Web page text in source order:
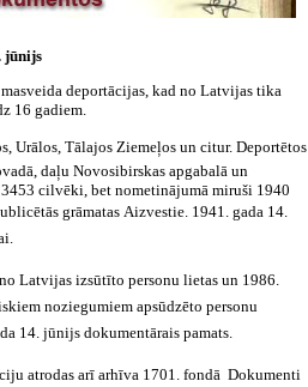
jūnijs
deportācijas, kad no Latvijas tika
16 gadiem.
Urālos, Tālajos Ziemeļos un citur. Deportētos
daļu Novosibirskas apgabalā un
cilvēki, bet nometinājumā miruši 1940
grāmatas Aizvestie. 1941. gada 14.
Latvijas izsūtīto personu lietas un 1986.
noziegumiem apsūdzēto personu
14. jūnijs dokumentārais pamats.
atrodas arī arhīva 1701. fondā  Dokumenti